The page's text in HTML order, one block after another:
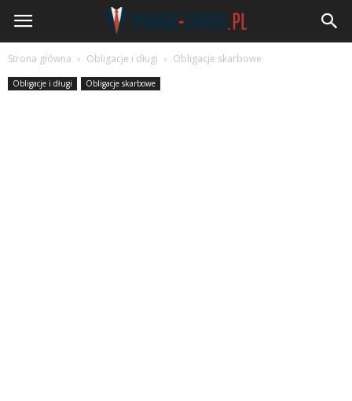
Praca-
Enter.pl
Strona główna Obligacje i długi Obligacje skarbowe
Obligacje i długi Obligacje skarbowe